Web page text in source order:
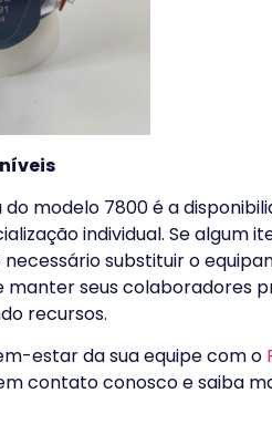
modelo 7800 é a
individual. Se algum
substituir o
manter seus colaboradores
recursos.
estar da sua equipe com o
contato conosco e saiba